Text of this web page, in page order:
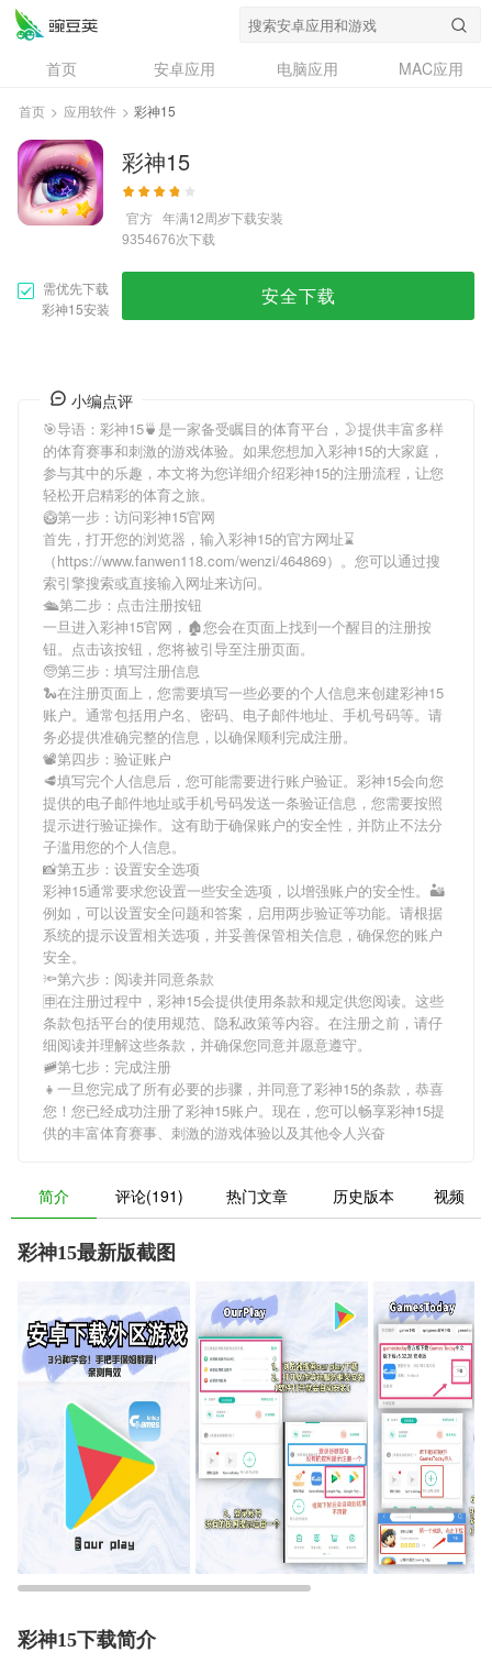
首页 安卓应用 电脑应用
MAC应用
资讯
专题
问答
首页 > 应用软件 > 彩神15
彩神15
官方 年满12周岁下载安装
9354676次下载
需优先下载
彩神15安装
安全下载
小编点评
🎯导语： 彩神15🍵是一家备受瞩目的体育平台，🌛提供丰富多样
的体育赛事和刺激的游戏体验。如果您想加入彩神15的大家庭，
参与其中的乐趣，本文将为您详细介绍彩神15的注册流程，让您
轻松开启精彩的体育之旅。
🥝第一步：访问彩神15官网
首先，打开您的浏览器，输入彩神15的官方网址⌛️
（https://www.fanwen118.com/wenzi/464869）。您可以通过搜
索引擎搜索或直接输入网址来访问。
🛳第二步：点击注册按钮
一旦进入彩神15官网，🏚您会在页面上找到一个醒目的注册按
钮。点击该按钮，您将被引导至注册页面。
🧓第三步：填写注册信息
🐍在注册页面上，您需要填写一些必要的个人信息来创建彩神15
账户。通常包括用户名、密码、电子邮件地址、手机号码等。请
务必提供准确完整的信息，以确保顺利完成注册。
📽第四步：验证账户
🥩填写完个人信息后，您可能需要进行账户验证。 彩神15会向您
提供的电子邮件地址或手机号码发送一条验证信息，您需要按照
提示进行验证操作。这有助于确保账户的安全性，并防止不法分
子滥用您的个人信息。
📸第五步：设置安全选项
彩神15通常要求您设置一些安全选项，以增强账户的安全性。🏜
例如，可以设置安全问题和答案，启用两步验证等功能。请根据
系统的提示设置相关选项，并妥善保管相关信息，确保您的账户
安全。
🔦第六步：阅读并同意条款
🈸在注册过程中， 彩神15会提供使用条款和规定供您阅读。这些
条款包括平台的使用规范、隐私政策等内容。在注册之前，请仔
细阅读并理解这些条款，并确保您同意并愿意遵守。
🚞第七步：完成注册
👧一旦您完成了所有必要的步骤，并同意了彩神15的条款，恭喜
您！您已经成功注册了彩神15账户。现在，您可以畅享彩神15提
供的丰富体育赛事、刺激的游戏体验以及其他令人兴奋
简介 评论(191) 热门文章 历史版本 视频
彩神15最新版截图
彩神15下载简介